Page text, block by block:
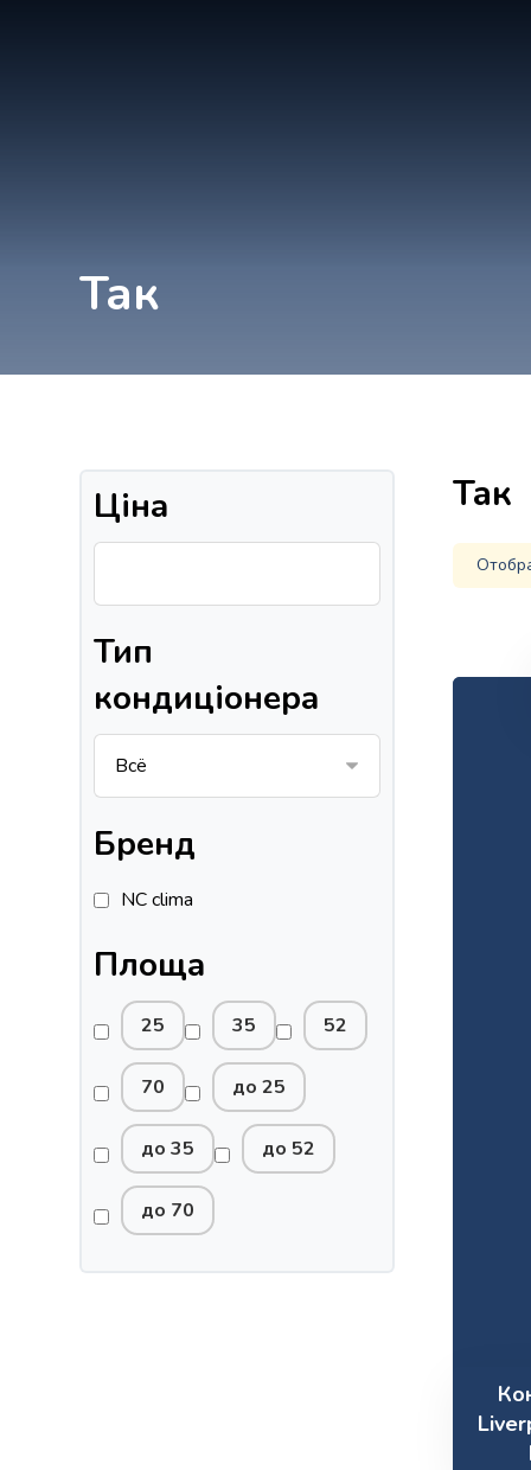
Так
Так
Ціна
Тип
кондиціонера
Бренд
NC clima
Площа
25 35 52
70 до 25
до 35 до 52
до 70